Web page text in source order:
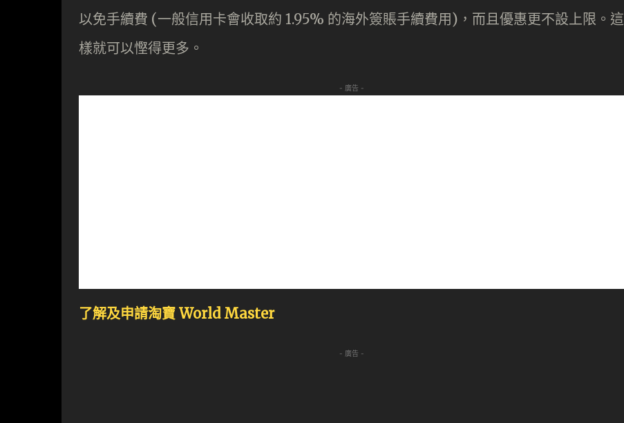
以免手續費 (一般信用卡會收取約 1.95% 的海外簽賬手續費用)，而且優惠更不設上限。這
樣就可以慳得更多。
- 廣告 -
了解及申請淘寶 World Master
- 廣告 -